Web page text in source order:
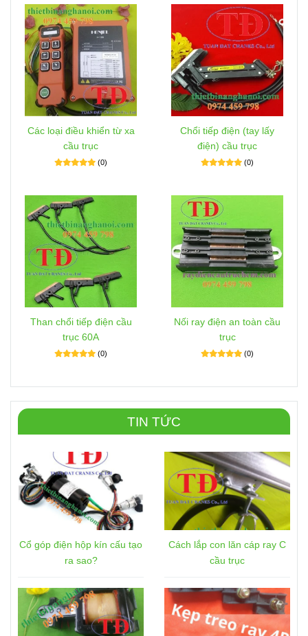
Các loại điều khiển từ xa
cầu trục
(0)
Chổi tiếp điện (tay lấy
điện) cầu trục
(0)
Than chổi tiếp điện cầu
trục 60A
(0)
Nối ray điện an toàn cầu
trục
(0)
TIN TỨC
Cổ góp điện hộp kín cấu tạo
ra sao?
Cách lắp con lăn cáp ray C
cầu trục